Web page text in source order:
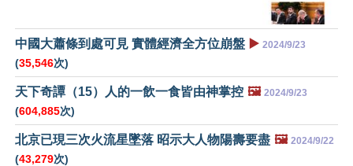
中國大蕭條到處可見 實體經濟全方位崩盤 ▶️ 2024/9/23
(35,546次)
天下奇譚（15）人的一飲一食皆由神掌控 🖼️ 2024/9/23
(604,885次)
北京已現三次火流星墜落 昭示大人物陽壽要盡 🖼️ 2024/9/22
(43,279次)